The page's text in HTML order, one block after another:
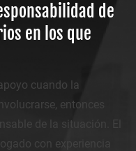
de
en los que
cuando la
entonces
de la situación. El
con experiencia